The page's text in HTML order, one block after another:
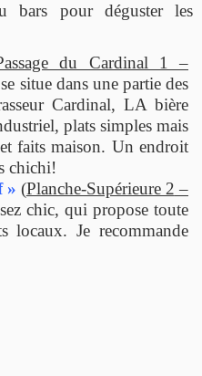
bars pour déguster les
du Cardinal 1 –
situe dans une partie des
Cardinal, LA bière
plats simples mais
faits maison. Un endroit
chichi!
» (Planche-Supérieure 2 –
chic, qui propose toute
locaux. Je recommande